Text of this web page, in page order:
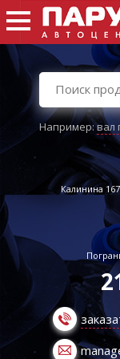
Например:вал
Калинина